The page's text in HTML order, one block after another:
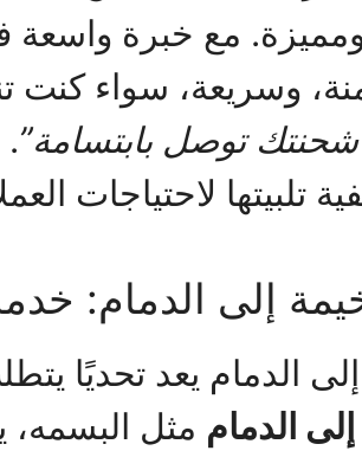
مع خبرة واسعة
وسريعة، سواء كنت
توصل بابتسامة”
تلبيتها لاحتياجات
إلى الدمام:
يعد تحديًا
الدمام مثل البسمه،